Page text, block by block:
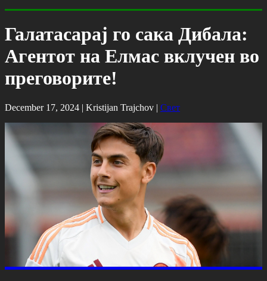
Галатасарај го сака Дибала:
Агентот на Елмас вклучен во
преговорите!
December 17, 2024 | Kristijan Trajchov | Свет